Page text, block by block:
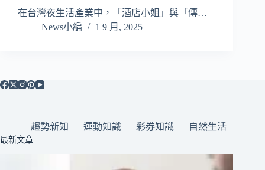
在台灣夜生活產業中，「酒店小姐」與「傳…
News小編
1 9 月, 2025
趨勢新知 運動知識 彩券知識 自然生活
最新文章